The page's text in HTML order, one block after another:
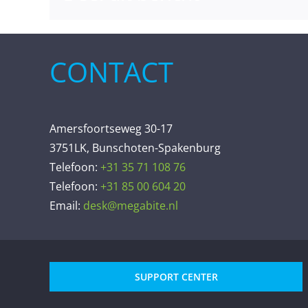
CONTACT
Amersfoortseweg 30-17
3751LK, Bunschoten-Spakenburg
Telefoon: +31 35 71 108 76
Telefoon: +31 85 00 604 20
Email: desk@megabite.nl
SUPPORT CENTER